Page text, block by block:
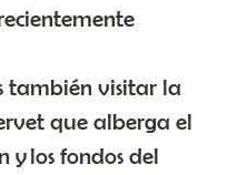
también visitar la
que alberga el
y los fondos del